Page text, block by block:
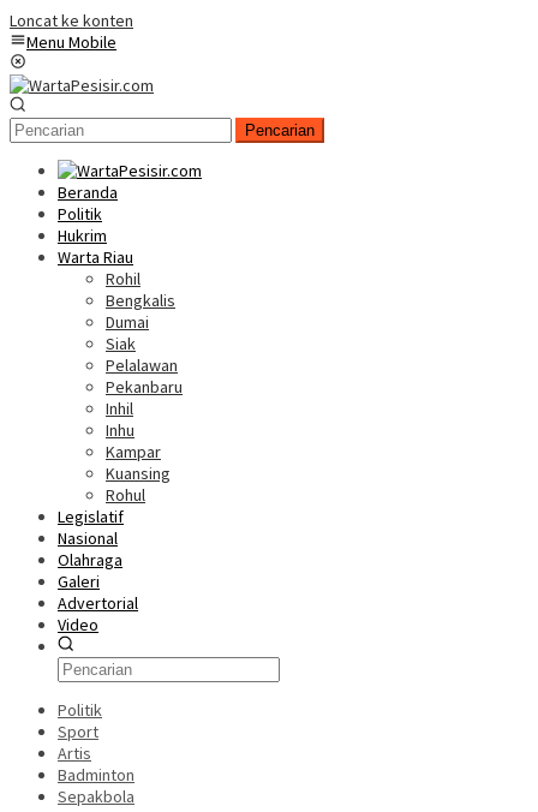
Loncat ke konten
Menu Mobile
Pencarian
Beranda
Politik
Hukrim
Warta Riau
Rohil
Bengkalis
Dumai
Siak
Pelalawan
Pekanbaru
Inhil
Inhu
Kampar
Kuansing
Rohul
Legislatif
Nasional
Olahraga
Galeri
Advertorial
Video
Politik
Sport
Artis
Badminton
Sepakbola